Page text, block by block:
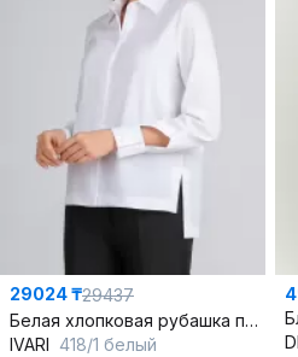
29024 ₸29437
Белая хлопковая рубашка прямого силуэта с манжетами
IVARI 418/1 белый